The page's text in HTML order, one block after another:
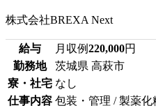
株式会社BREXA Next
給与 月収例220,000円
勤務地
茨城県 高萩市
寮・社宅 なし
仕事内容 包装・管理 / 製薬化